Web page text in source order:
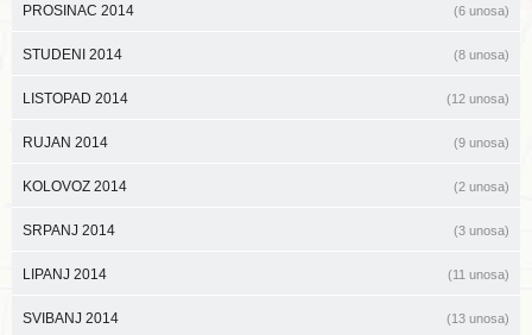
PROSINAC 2014 (6 unosa)
STUDENI 2014 (8 unosa)
LISTOPAD 2014 (12 unosa)
RUJAN 2014 (9 unosa)
KOLOVOZ 2014 (2 unosa)
SRPANJ 2014 (3 unosa)
LIPANJ 2014 (11 unosa)
SVIBANJ 2014 (13 unosa)